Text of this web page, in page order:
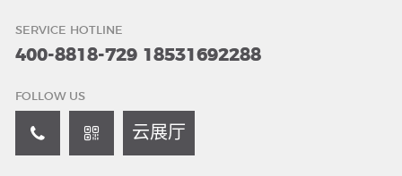
SERVICE HOTLINE
400-8818-729 18531692288
FOLLOW US
云展厅